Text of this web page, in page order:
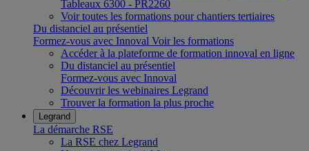
Tableaux 6300 - PR2260
Voir toutes les formations pour chantiers tertiaires
Du distanciel au présentiel
Formez-vous avec Innoval Voir les formations
Accéder à la plateforme de formation innoval en ligne
Du distanciel au présentiel
Formez-vous avec Innoval
Découvrir les webinaires Legrand
Trouver la formation la plus proche
Legrand
La démarche RSE
La RSE chez Legrand